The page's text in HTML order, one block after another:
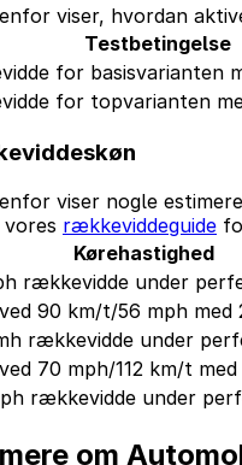
viser, hvordan
Testbetingelse
for basisvarianten
for topvarianten
viser nogle
rækkeviddeguide
Kørehastighed
rækkevidde under
90 km/t/56 mph med
rækkevidde under
70 mph/112 km/t
rækkevidde under
om